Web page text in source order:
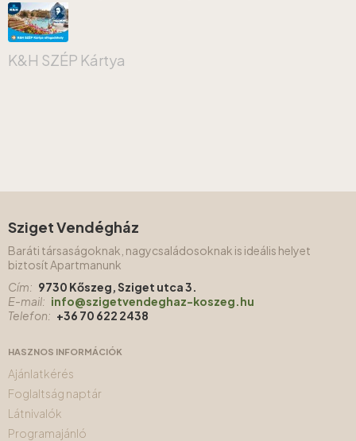
K&H SZÉP Kártya
Sziget Vendégház
Baráti társaságoknak, nagycsaládosoknak is ideális helyet
biztosít Apartmanunk
Cím: 9730 Kőszeg, Sziget utca 3.
E-mail: info@szigetvendeghaz-koszeg.hu
Telefon: +36 70 622 2438
HASZNOS INFORMÁCIÓK
Ajánlatkérés
Foglaltság naptár
Látnivalók
Programajánló